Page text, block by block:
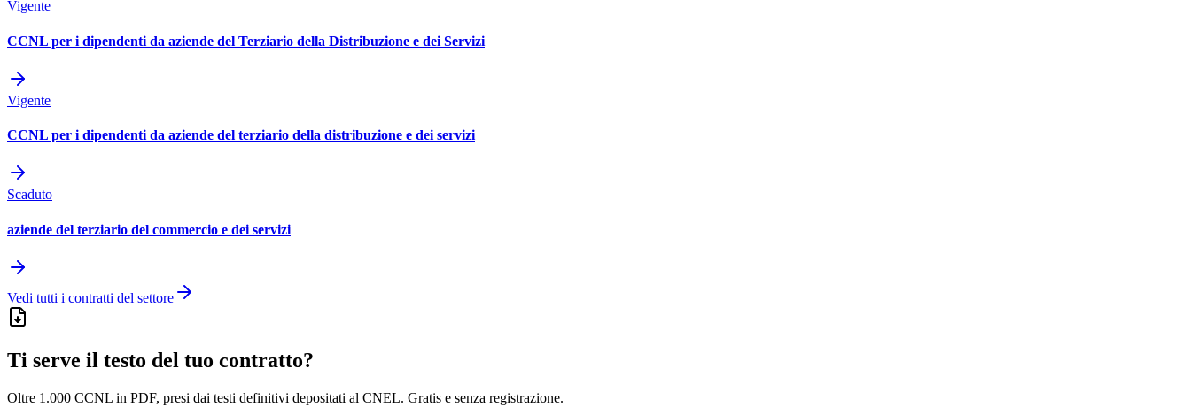
Vigente
CCNL per i dipendenti da aziende del Terziario della Distribuzione e dei Servizi
Vigente
CCNL per i dipendenti da aziende del terziario della distribuzione e dei servizi
Scaduto
aziende del terziario del commercio e dei servizi
Vedi tutti i contratti del settore
Ti serve il testo del tuo contratto?
Oltre 1.000 CCNL in PDF, presi dai testi definitivi depositati al CNEL. Gratis e senza registrazione.